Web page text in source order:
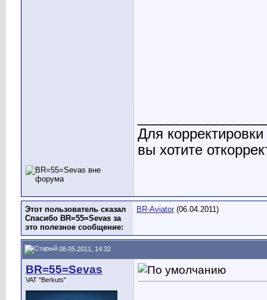
Для
вы хотите
Этот пользователь сказал
Спасибо BR=55=Sevas за
это полезное сообщение:
BR-Aviator (06.04.2011)
08.05.2011, 14:32
BR=55=Sevas
VAT "Berkuts"